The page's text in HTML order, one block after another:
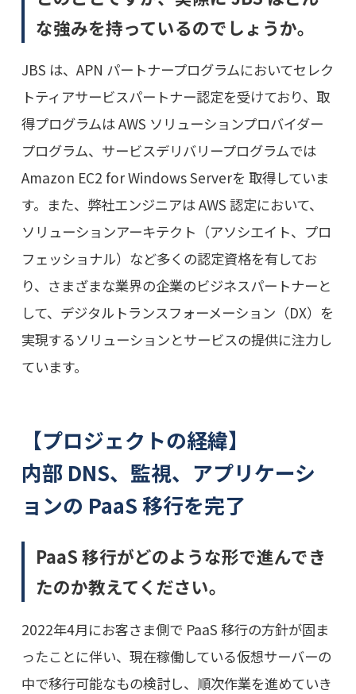
な強みを持っているのでしょうか。
JBS は、APN パートナープログラムにおいてセレク
トティアサービスパートナー認定を受けており、取
得プログラムは AWS ソリューションプロバイダー
プログラム、サービスデリバリープログラムでは
Amazon EC2 for Windows Serverを 取得していま
す。また、弊社エンジニアは AWS 認定において、
ソリューションアーキテクト（アソシエイト、プロ
フェッショナル）など多くの認定資格を有してお
り、さまざまな業界の企業のビジネスパートナーと
して、デジタルトランスフォーメーション（DX）を
実現するソリューションとサービスの提供に注力し
ています。
【プロジェクトの経緯】
内部 DNS、監視、アプリケーシ
ョンの PaaS 移行を完了
PaaS 移行がどのような形で進んでき
たのか教えてください。
2022年4月にお客さま側で PaaS 移行の方針が固ま
ったことに伴い、現在稼働している仮想サーバーの
中で移行可能なもの検討し、順次作業を進めていき